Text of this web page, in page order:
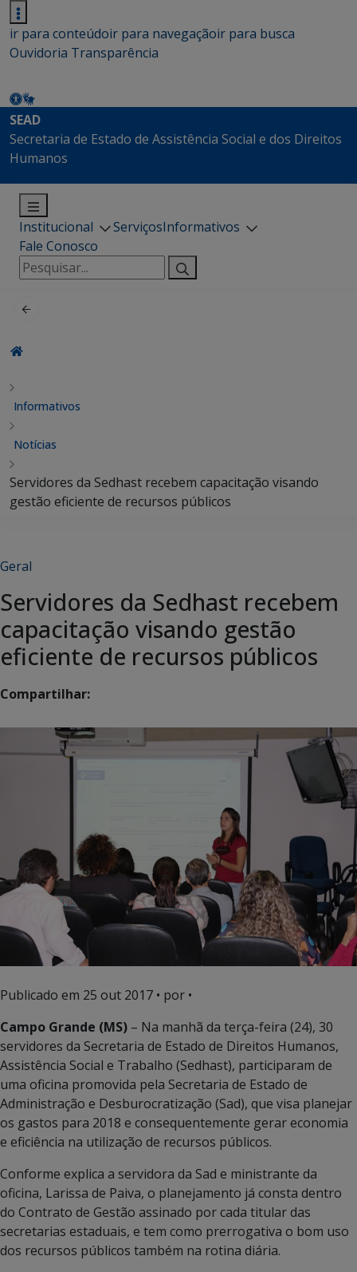
ir para conteúdoir para navegaçãoir para busca
Ouvidoria Transparência
SEAD
Secretaria de Estado de Assistência Social e dos Direitos
Humanos
Institucional ServiçosInformativos
Fale Conosco
Pesquisar
por:
Informativos
Notícias
Servidores da Sedhast recebem capacitação visando
gestão eficiente de recursos públicos
Geral
Servidores da Sedhast recebem
capacitação visando gestão
eficiente de recursos públicos
Compartilhar:
Publicado em 25 out 2017 • por •
Campo Grande (MS) – Na manhã da terça-feira (24), 30
servidores da Secretaria de Estado de Direitos Humanos,
Assistência Social e Trabalho (Sedhast), participaram de
uma oficina promovida pela Secretaria de Estado de
Administração e Desburocratização (Sad), que visa planejar
os gastos para 2018 e consequentemente gerar economia
e eficiência na utilização de recursos públicos.
Conforme explica a servidora da Sad e ministrante da
oficina, Larissa de Paiva, o planejamento já consta dentro
do Contrato de Gestão assinado por cada titular das
secretarias estaduais, e tem como prerrogativa o bom uso
dos recursos públicos também na rotina diária.